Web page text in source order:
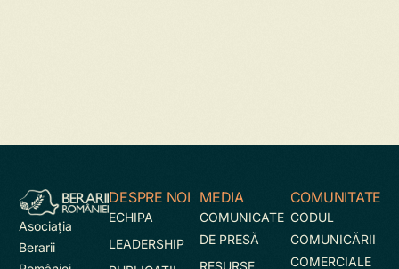
Asociaţia
Berarii
DESPRE NOI
ECHIPA
LEADERSHIP
MEDIA
COMUNICATE
DE PRESĂ
RESURSE
COMUNITATE
CODUL
COMUNICĂRII
COMERCIALE